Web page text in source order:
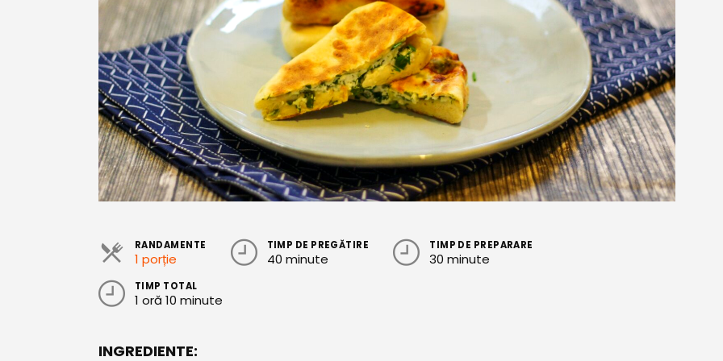
RANDAMENTE
1 porție
TIMP DE PREGĂTIRE
40 minute
TIMP DE PREPARARE
30 minute
TIMP TOTAL
1 oră 10 minute
INGREDIENTE: